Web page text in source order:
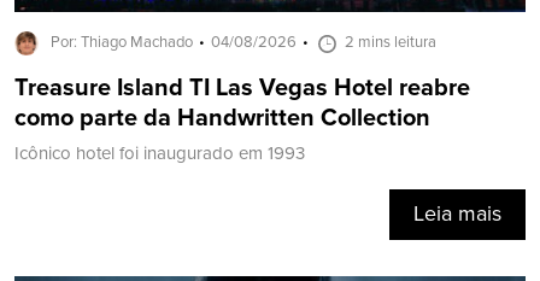
Por: Thiago Machado 04/08/2026 2 mins leitura
Treasure Island TI Las Vegas Hotel reabre
como parte da Handwritten Collection
Icônico hotel foi inaugurado em 1993
Leia mais